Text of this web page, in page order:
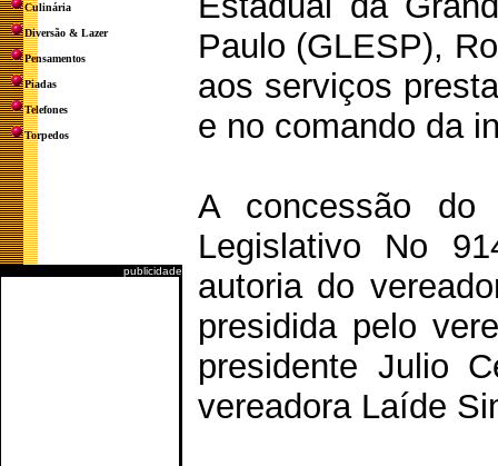
Culinária
Diversão & Lazer
Pensamentos
Piadas
Telefones
Torpedos
publicidade
Paulo (GLESP),
aos serviços
e no comando da
A concessão do
Legislativo No
autoria do
presidida pelo
presidente Julio
vereadora Laíde